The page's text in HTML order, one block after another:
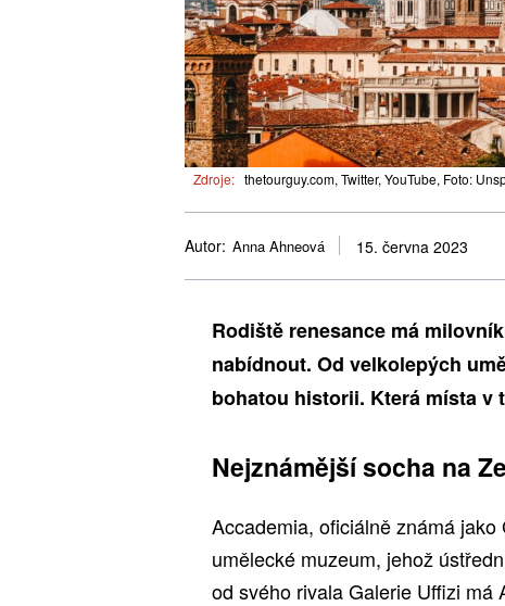
Zdroje: thetourguy.com, Twitter, YouTube, Foto:
Autor: Anna Ahneová 15. června 2023
Rodiště renesance má
nabídnout. Od velkolepých
bohatou historii. Která místa v
Nejznámější socha na
Accademia, oficiálně známá jako
umělecké muzeum, jehož
od svého rivala Galerie Uffizi